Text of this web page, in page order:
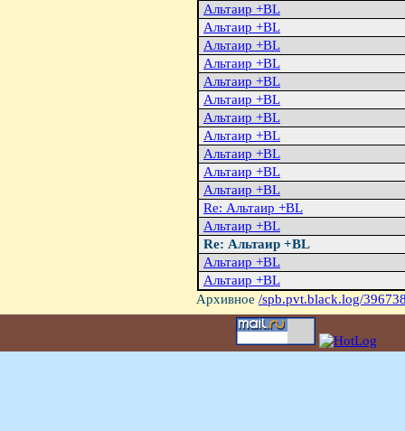
Альтаиp +BL
Альтаиp +BL
Альтаиp +BL
Альтаиp +BL
Альтаиp +BL
Альтаиp +BL
Альтаиp +BL
Альтаиp +BL
Альтаиp +BL
Альтаиp +BL
Альтаиp +BL
Re: Альтаир +BL
Альтаир +BL
Re: Альтаир +BL
Альтаиp +BL
Альтаиp +BL
Архивное /spb.pvt.black.log/